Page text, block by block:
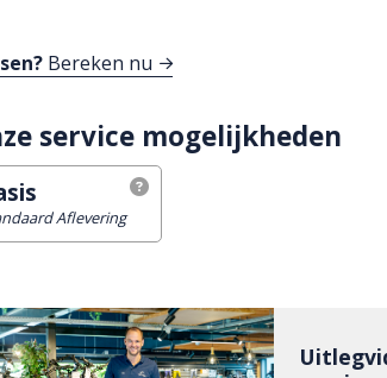
Bereken nu
service mogelijkheden
Aflevering